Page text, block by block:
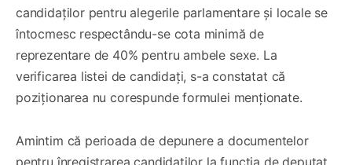
candidaților pentru alegerile parlamentare și locale se
întocmesc respectându-se cota minimă de
reprezentare de 40% pentru ambele sexe. La
verificarea listei de candidați, s-a constatat că
poziționarea nu corespunde formulei menționate.
Amintim că perioada de depunere a documentelor
pentru înregistrarea candidaților la funcția de deputat